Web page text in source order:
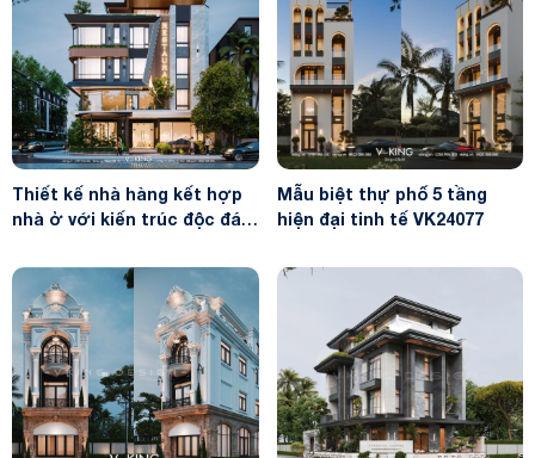
Thiết kế nhà hàng kết hợp
nhà ở với kiến trúc độc đáo
Mẫu biệt thự phố 5 tầng
hiện đại tinh tế VK24077